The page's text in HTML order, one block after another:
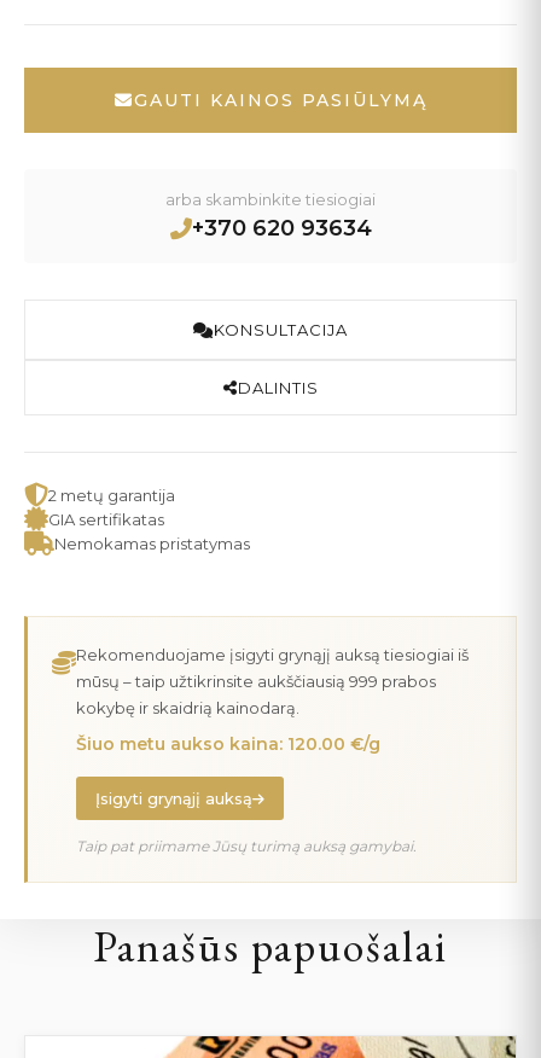
GAUTI KAINOS PASIŪLYMĄ
arba skambinkite tiesiogiai
+370 620 93634
KONSULTACIJA
DALINTIS
2 metų garantija
GIA sertifikatas
Nemokamas pristatymas
Rekomenduojame įsigyti grynąjį auksą tiesiogiai iš
mūsų – taip užtikrinsite aukščiausią 999 prabos
kokybę ir skaidrią kainodarą.
Šiuo metu aukso kaina: 120.00 €/g
Įsigyti grynąjį auksą
Taip pat priimame Jūsų turimą auksą gamybai.
Panašūs papuošalai